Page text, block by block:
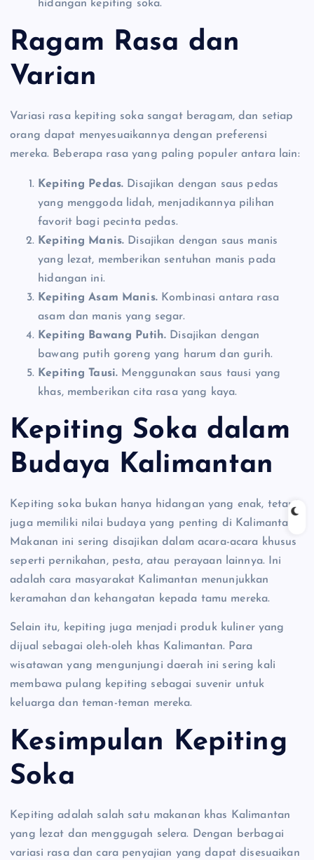
hidangan kepiting soka.
Ragam Rasa dan
Varian
Variasi rasa kepiting soka sangat beragam, dan setiap
orang dapat menyesuaikannya dengan preferensi
mereka. Beberapa rasa yang paling populer antara lain:
Kepiting Pedas. Disajikan dengan saus pedas
yang menggoda lidah, menjadikannya pilihan
favorit bagi pecinta pedas.
Kepiting Manis. Disajikan dengan saus manis
yang lezat, memberikan sentuhan manis pada
hidangan ini.
Kepiting Asam Manis.Kombinasi antara rasa
asam dan manis yang segar.
Kepiting Bawang Putih. Disajikan dengan
bawang putih goreng yang harum dan gurih.
Kepiting Tausi. Menggunakan saus tausi yang
khas, memberikan cita rasa yang kaya.
Kepiting Soka dalam
Budaya Kalimantan
Kepiting soka bukan hanya hidangan yang enak, tetapi
juga memiliki nilai budaya yang penting di Kalimantan.
Makanan ini sering disajikan dalam acara-acara khusus
seperti pernikahan, pesta, atau perayaan lainnya. Ini
adalah cara masyarakat Kalimantan menunjukkan
keramahan dan kehangatan kepada tamu mereka.
Selain itu, kepiting juga menjadi produk kuliner yang
dijual sebagai oleh-oleh khas Kalimantan. Para
wisatawan yang mengunjungi daerah ini sering kali
membawa pulang kepiting sebagai suvenir untuk
keluarga dan teman-teman mereka.
Kesimpulan Kepiting
Soka
Kepiting adalah salah satu makanan khas Kalimantan
yang lezat dan menggugah selera. Dengan berbagai
variasi rasa dan cara penyajian yang dapat disesuaikan